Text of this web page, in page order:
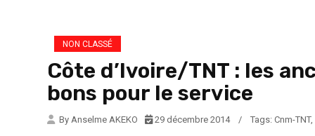
NON CLASSÉ
Côte d’Ivoire/TNT : les
bons pour le service
By Anselme AKEKO 29 décembre 2014 / Tags: Cnm-TNT,